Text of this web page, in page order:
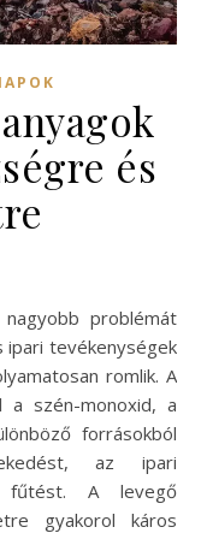
és
ipari tevékenységek
romlik. A
a szén-monoxid, a
forrásokból
az ipari
fűtést. A levegő
gyakorol káros